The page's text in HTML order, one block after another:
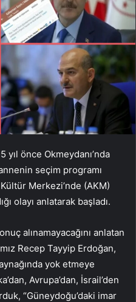
yıl önce Okmeydanı’nda
seçim programı
Merkezi’nde (AKM)
olayı anlatarak başladı.
alınamayacağını anlatan
Recep Tayyip Erdoğan,
yok etmeye
Avrupa’dan, İsrail’den
“Güneydoğu’daki imar